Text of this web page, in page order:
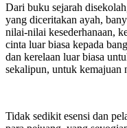
Dari buku sejarah
yang diceritakan ayah,
nilai-nilai kesederhanaan,
cinta luar biasa kepada
dan kerelaan luar biasa
sekalipun, untuk kemajuan
Tidak sedikit esensi dan